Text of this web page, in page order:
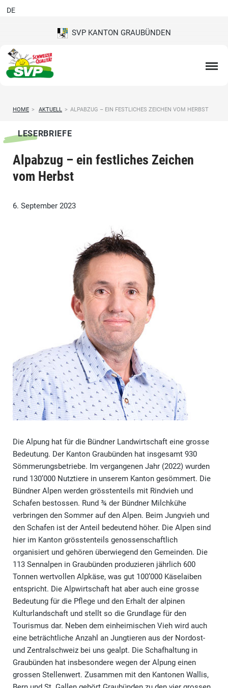
SVP KANTON GRAUBÜNDEN
DE
HOME > AKTUELL > ALPABZUG – EIN FESTLICHES ZEICHEN VOM HERBST
LESERBRIEFE
Alpabzug – ein festliches Zeichen
vom Herbst
6. September 2023
Die Alpung hat für die Bündner Landwirtschaft eine grosse
Bedeutung. Der Kanton Graubünden hat insgesamt 930
Sömmerungsbetriebe. Im vergangenen Jahr (2022) wurden
rund 130’000 Nutztiere in unserem Kanton gesömmert. Die
Bündner Alpen werden grösstenteils mit Rindvieh und
Schafen bestossen. Rund ¾ der Bündner Milchkühe
verbringen den Sommer auf den Alpen. Beim Jungvieh und
den Schafen ist der Anteil bedeutend höher. Die Alpen sind
hier im Kanton grösstenteils genossenschaftlich
organisiert und gehören überwiegend den Gemeinden. Die
113 Sennalpen in Graubünden produzieren jährlich 600
Tonnen wertvollen Alpkäse, was gut 100’000 Käselaiben
entspricht. Die Alpwirtschaft hat aber auch eine grosse
Bedeutung für die Pflege und den Erhalt der alpinen
Kulturlandschaft und stellt so die Grundlage für den
Tourismus dar. Neben dem einheimischen Vieh wird auch
eine beträchtliche Anzahl an Jungtieren aus der Nordost-
und Zentralschweiz bei uns gealpt. Die Schafhaltung in
Graubünden hat insbesondere wegen der Alpung einen
grossen Stellenwert. Zusammen mit den Kantonen Wallis,